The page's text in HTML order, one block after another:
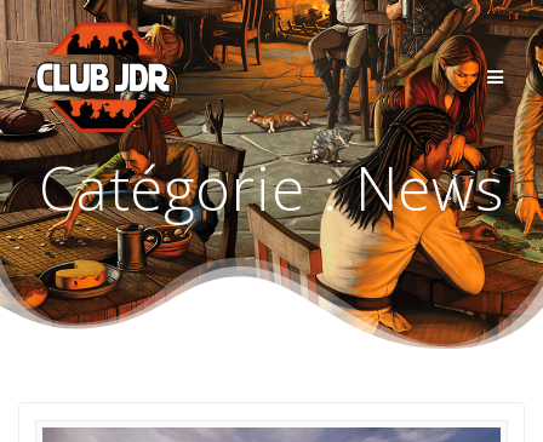
Passer
au
contenu
Catégorie :News